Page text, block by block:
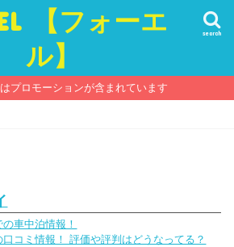
【フォーエ
ル】
search
プロモーションが含まれています
車中泊情報！
コミ情報！ 評価や評判はどうなってる？